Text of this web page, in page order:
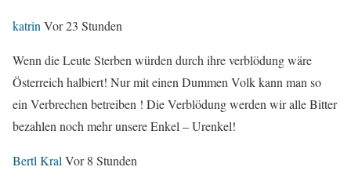
katrin Vor 23 Stunden
Wenn die Leute Sterben würden durch ihre verblödung wäre
Österreich halbiert! Nur mit einen Dummen Volk kann man so
ein Verbrechen betreiben ! Die Verblödung werden wir alle Bitter
bezahlen noch mehr unsere Enkel – Urenkel!
Bertl Kral Vor 8 Stunden